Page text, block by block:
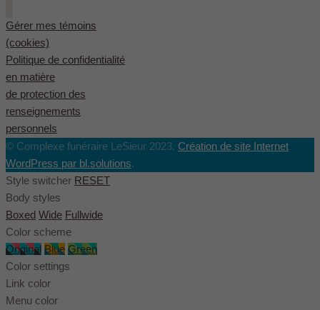
Gérer mes témoins
(cookies)
Politique de confidentialité
en matière
de protection des
renseignements
personnels
© Complexe funéraire LeSieur 2023. Création de site Internet
WordPress par bl.solutions.
Style switcher RESET
Body styles
Boxed Wide Fullwide
Color scheme
Original Blue Green
Color settings
Link color
Menu color